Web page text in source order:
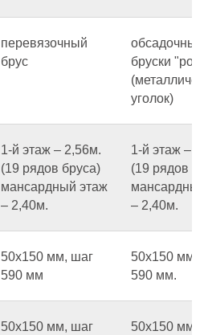
перевязочный
брус
обсадочные
бруски
уголок)
1-й этаж – 2,56м.
(19 рядов бруса)
мансардный этаж
– 2,40м.
1-й этаж –
(19 рядов
мансардный
– 2,40м.
50х150 мм, шаг
590 мм
50х150 мм,
590 мм.
50х150 мм, шаг
50х150 мм,